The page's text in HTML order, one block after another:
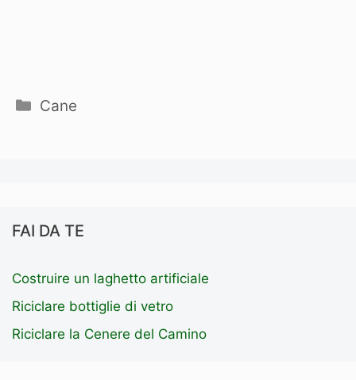
Categorie
Cane
FAI DA TE
Costruire un laghetto artificiale
Riciclare bottiglie di vetro
Riciclare la Cenere del Camino